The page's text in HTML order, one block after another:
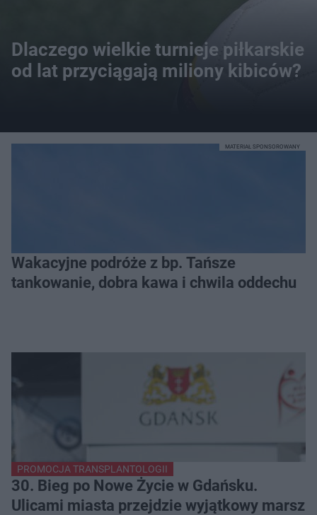
Dlaczego wielkie turnieje piłkarskie
od lat przyciągają miliony kibiców?
Wakacyjne podróże z bp. Tańsze
tankowanie, dobra kawa i chwila oddechu
MATERIAŁ SPONSOROWANY
PROMOCJA TRANSPLANTOLOGII
30. Bieg po Nowe Życie w Gdańsku.
Ulicami miasta przejdzie wyjątkowy marsz